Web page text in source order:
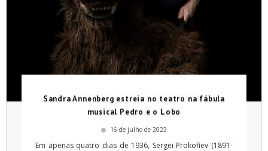
Sandra Annenberg estreia no teatro na fábula
musical Pedro e o Lobo
16 de julho de 2023
Em apenas quatro dias de 1936, Sergei Prokofiev (1891-